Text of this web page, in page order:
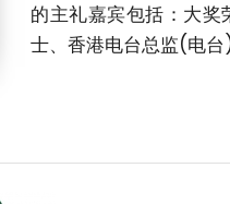
的主礼嘉宾包括：大奖
士、香港电台总监(电